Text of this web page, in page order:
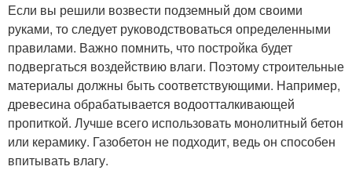
Если вы решили возвести подземный дом своими
руками, то следует руководствоваться определенными
правилами. Важно помнить, что постройка будет
подвергаться воздействию влаги. Поэтому строительные
материалы должны быть соответствующими. Например,
древесина обрабатывается водоотталкивающей
пропиткой. Лучше всего использовать монолитный бетон
или керамику. Газобетон не подходит, ведь он способен
впитывать влагу.